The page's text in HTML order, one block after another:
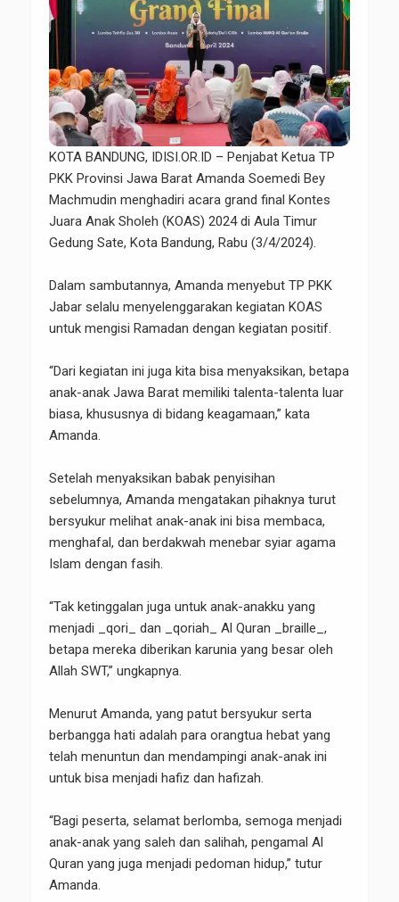
KOTA BANDUNG, IDISI.OR.ID – Penjabat Ketua TP
PKK Provinsi Jawa Barat Amanda Soemedi Bey
Machmudin menghadiri acara grand final Kontes
Juara Anak Sholeh (KOAS) 2024 di Aula Timur
Gedung Sate, Kota Bandung, Rabu (3/4/2024).
Dalam sambutannya, Amanda menyebut TP PKK
Jabar selalu menyelenggarakan kegiatan KOAS
untuk mengisi Ramadan dengan kegiatan positif.
“Dari kegiatan ini juga kita bisa menyaksikan, betapa
anak-anak Jawa Barat memiliki talenta-talenta luar
biasa, khususnya di bidang keagamaan,” kata
Amanda.
Setelah menyaksikan babak penyisihan
sebelumnya, Amanda mengatakan pihaknya turut
bersyukur melihat anak-anak ini bisa membaca,
menghafal, dan berdakwah menebar syiar agama
Islam dengan fasih.
“Tak ketinggalan juga untuk anak-anakku yang
menjadi _qori_ dan _qoriah_ Al Quran _braille_,
betapa mereka diberikan karunia yang besar oleh
Allah SWT,” ungkapnya.
Menurut Amanda, yang patut bersyukur serta
berbangga hati adalah para orangtua hebat yang
telah menuntun dan mendampingi anak-anak ini
untuk bisa menjadi hafiz dan hafizah.
“Bagi peserta, selamat berlomba, semoga menjadi
anak-anak yang saleh dan salihah, pengamal Al
Quran yang juga menjadi pedoman hidup,” tutur
Amanda.